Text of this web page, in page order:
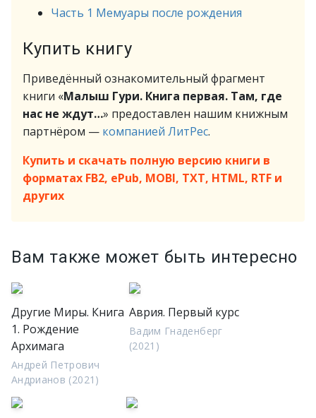
Часть 1 Мемуары после рождения
Купить книгу
Приведённый ознакомительный фрагмент
книги «Малыш Гури. Книга первая. Там, где
нас не ждут…» предоставлен нашим книжным
партнёром — компанией ЛитРес.
Купить и скачать полную версию книги в
форматах FB2, ePub, MOBI, TXT, HTML, RTF и
других
Вам также может быть интересно
Другие Миры. Книга
1. Рождение
Архимага
Андрей Петрович
Андрианов (2021)
Аврия. Первый курс
Вадим Гнаденберг
(2021)